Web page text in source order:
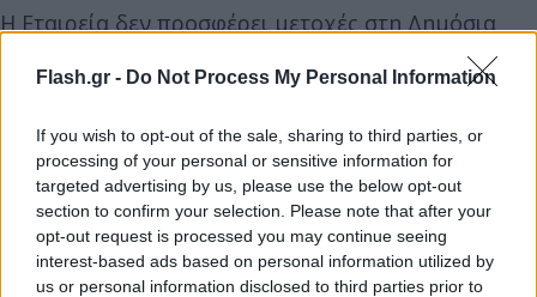
Flash.gr - Do Not Process My Personal Information
If you wish to opt-out of the sale, sharing to third parties, or
processing of your personal or sensitive information for
targeted advertising by us, please use the below opt-out
section to confirm your selection. Please note that after your
opt-out request is processed you may continue seeing
interest-based ads based on personal information utilized by
us or personal information disclosed to third parties prior to
Η Εταιρεία δεν προσφέρει μετοχές στη Δημόσια
Προσφορά, ούτε στην Παράλληλη Διάθεση σε
περιορισμένο κύκλο προσώπων και δεν θα λάβει
Προσφερόμενων Μετοχών και των
προσφερόμενων μετοχών μέσω της Παράλληλης
Διάθεσης σε περιορισμένο κύκλο προσώπων,
καθώς το σύνολο των καθαρών εσόδων από τη
Δημόσια Προσφορά και την Παράλληλη Διάθεση σε